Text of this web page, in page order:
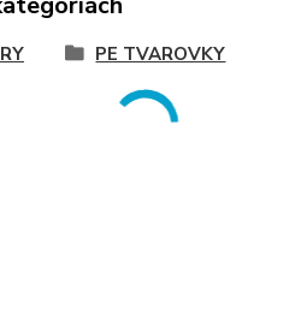
PE TVAROVKY